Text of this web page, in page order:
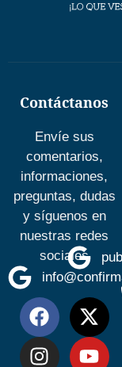
Contáctanos
Envíe sus
comentarios,
informaciones,
preguntas, dudas
y síguenos en
nuestras redes
sociales